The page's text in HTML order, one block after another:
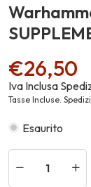
€26,50
Iva Inclusa
Tasse Incluse.
Esaurito